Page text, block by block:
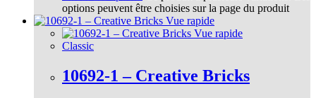
options peuvent être choisies sur la page du produit
Vue rapide
Vue rapide
Classic
10692-1 – Creative Bricks